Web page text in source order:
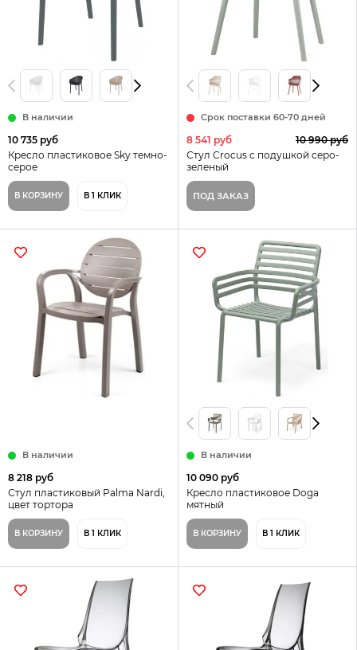
В наличии
10 735 руб
Кресло пластиковое Sky темно-
серое
В КОРЗИНУ В 1 КЛИК
Срок поставки 60-70 дней
8 541 руб
10 990 руб
Стул Crocus с подушкой серо-
зеленый
ПОД ЗАКАЗ
В наличии
8 218 руб
Стул пластиковый Palma Nardi,
цвет тортора
В КОРЗИНУ В 1 КЛИК
В наличии
10 090 руб
Кресло пластиковое Doga
мятный
В КОРЗИНУ В 1 КЛИК